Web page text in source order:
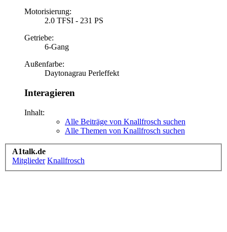
Motorisierung:
2.0 TFSI - 231 PS
Getriebe:
6-Gang
Außenfarbe:
Daytonagrau Perleffekt
Interagieren
Inhalt:
Alle Beiträge von Knallfrosch suchen
Alle Themen von Knallfrosch suchen
A1talk.de
Mitglieder Knallfrosch